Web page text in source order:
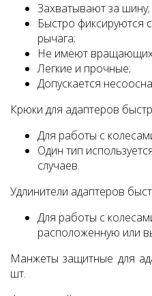
Захватывают за шину;
Быстро
рычага;
Не имеют
Легкие и прочные;
Допускается
Крюки для адаптеров
Для работы с
Один тип
случаев.
Удлинители адаптеров
Для работы с
расположенную или
Манжеты защитные для
шт.